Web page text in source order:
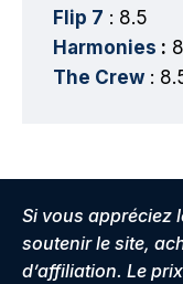
Flip 7 : 8.5
Harmonies :
The Crew :
Si vous appréciez
soutenir le site,
d’affiliation. Le